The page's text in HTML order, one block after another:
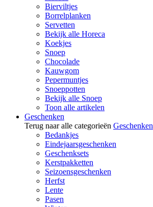
Bierviltjes
Borrelplanken
Servetten
Bekijk alle Horeca
Koekjes
Snoep
Chocolade
Kauwgom
Pepermuntjes
Snoeppotten
Bekijk alle Snoep
Toon alle artikelen
Geschenken
Terug naar alle categorieën Geschenken
Bedankjes
Eindejaarsgeschenken
Geschenksets
Kerstpakketten
Seizoensgeschenken
Herfst
Lente
Pasen